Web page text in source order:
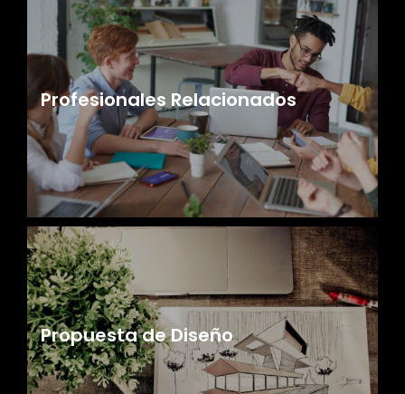
Profesionales Relacionados
Propuesta de Diseño